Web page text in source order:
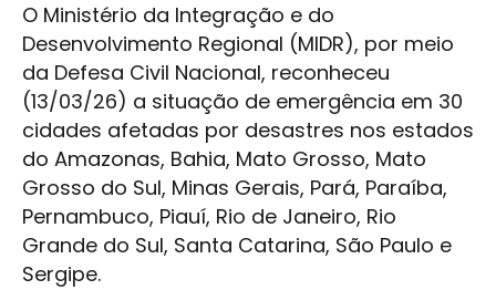
O Ministério da Integração e do
Desenvolvimento Regional (MIDR), por meio
da Defesa Civil Nacional, reconheceu
(13/03/26) a situação de emergência em 30
cidades afetadas por desastres nos estados
do Amazonas, Bahia, Mato Grosso, Mato
Grosso do Sul, Minas Gerais, Pará, Paraíba,
Pernambuco, Piauí, Rio de Janeiro, Rio
Grande do Sul, Santa Catarina, São Paulo e
Sergipe.